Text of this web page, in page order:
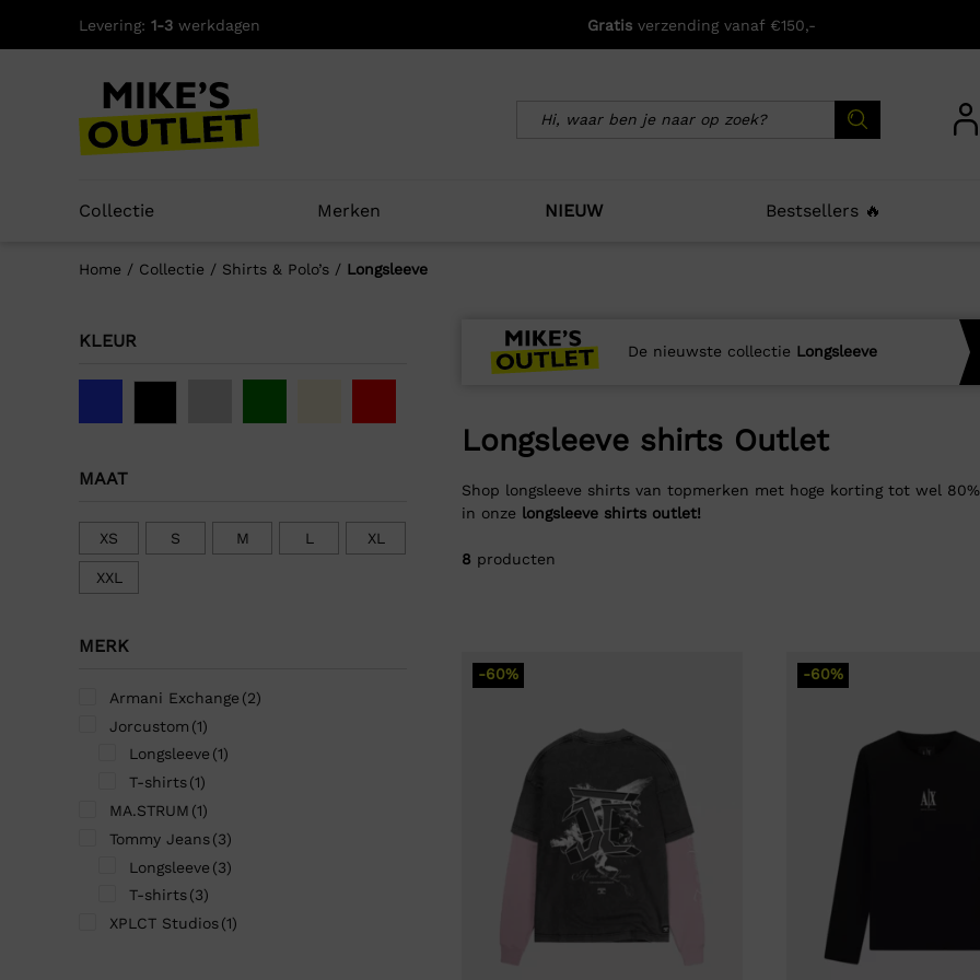
Levering: 1-3 werkdagen Gratisverzending vanaf €150,-
Collectie Merken NIEUW Bestsellers 🔥
Home / Collectie / Shirts & Polo’s / Longsleeve
KLEUR
MAAT
XS S M L XL
XXL
MERK
Armani Exchange (2)
Jorcustom (1)
Longsleeve (1)
T-shirts(1)
MA.STRUM (1)
Tommy Jeans(3)
Longsleeve (3)
T-shirts(3)
XPLCT Studios(1)
De nieuwste collectie Longsleeve
Longsleeve shirts Outlet
Shop longsleeve shirts van topmerken met hoge korting tot wel
in onze longsleeve shirts outlet!
8 producten
-60% -60%